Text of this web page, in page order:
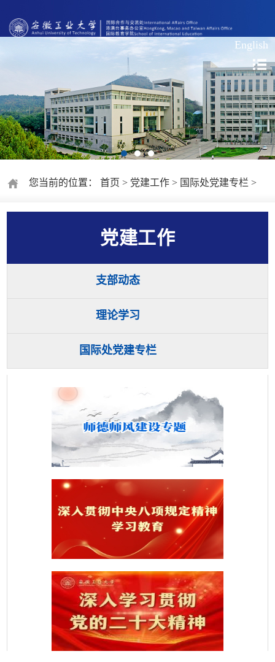
English
您当前的位置：首页 > 党建工作 > 国际处党建专栏 >
党建工作
支部动态
理论学习
国际处党建专栏